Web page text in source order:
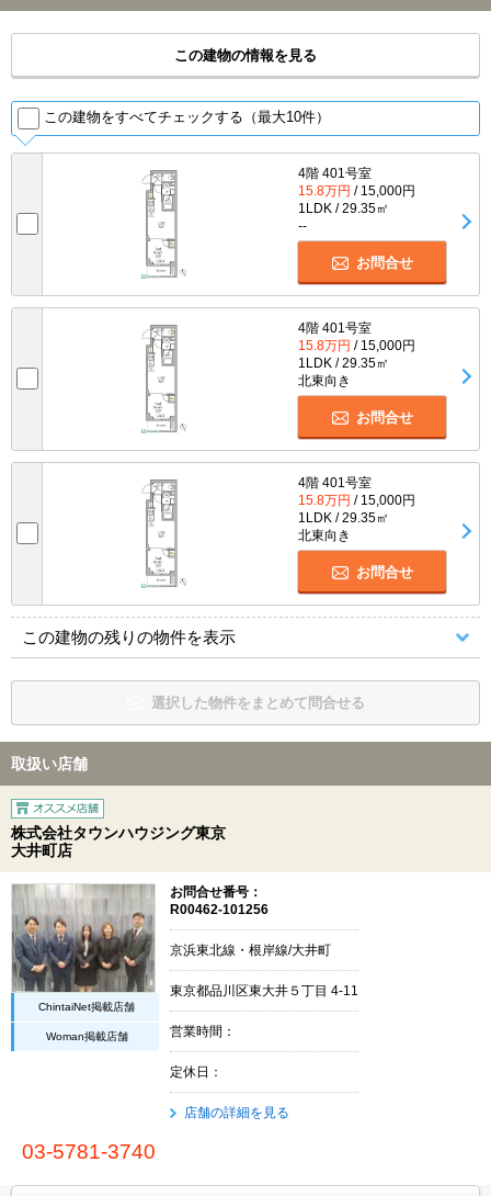
この建物の情報を見る
この建物をすべてチェックする（最大10件）
4階 401号室
15.8万円 / 15,000円
1LDK / 29.35㎡
--
お問合せ
4階 401号室
15.8万円 / 15,000円
1LDK / 29.35㎡
北東向き
お問合せ
4階 401号室
15.8万円 / 15,000円
1LDK / 29.35㎡
北東向き
お問合せ
この建物の残りの物件を表示
選択した物件をまとめて問合せる
取扱い店舗
株式会社タウンハウジング東京
大井町店
ChintaiNet掲載店舗
Woman掲載店舗
お問合せ番号：
R00462-101256
京浜東北線・根岸線/大井町
東京都品川区東大井５丁目 4-11
営業時間：
定休日：
店舗の詳細を見る
03-5781-3740